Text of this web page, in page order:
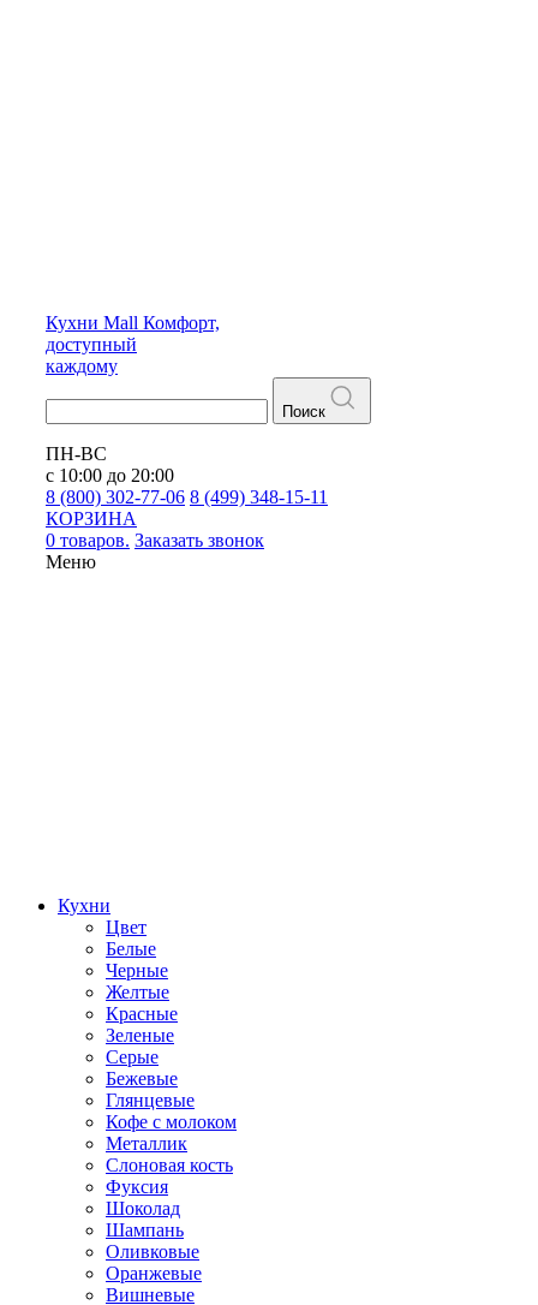
Кухни Mall Комфорт,
доступный
каждому
Поиск
ПН-ВС
с 10:00 до 20:00
8 (800) 302-77-06 8 (499) 348-15-11
КОРЗИНА
0 товаров. Заказать звонок
Меню
Кухни
Цвет
Белые
Черные
Желтые
Красные
Зеленые
Серые
Бежевые
Глянцевые
Кофе с молоком
Металлик
Слоновая кость
Фуксия
Шоколад
Шампань
Оливковые
Оранжевые
Вишневые